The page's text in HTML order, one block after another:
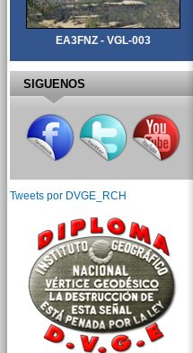
EA3FNZ - VGL-003
SIGUENOS
Tweets por DVGE_RCH